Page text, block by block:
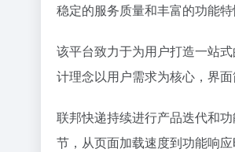
稳定的服务质量和丰富的功能
该平台致力于为用户打造一站
计理念以用户需求为核心，界
联邦快递持续进行产品迭代和
节，从页面加载速度到功能响